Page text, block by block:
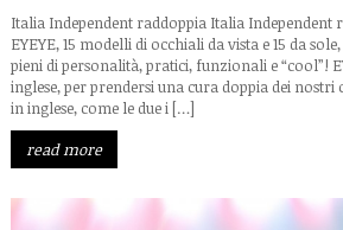
Italia Independent raddoppia Italia Independent
EYEYE, 15 modelli di occhiali da vista e 15 da
pieni di personalità, pratici, funzionali e “cool”!
inglese, per prendersi una cura doppia dei nostri
in inglese, come le due i […]
read more